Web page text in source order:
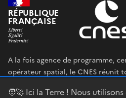
🧑‍🚀 Ici la Terre ! Nous
RÉPUBLIQUE
FRANÇAISE
A la fois agence de programme,
opérateur spatial, le CNES réunit